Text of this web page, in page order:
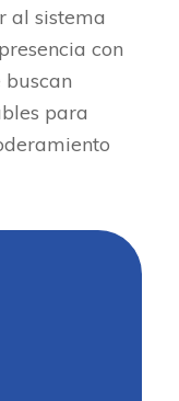
al sistema
con
para